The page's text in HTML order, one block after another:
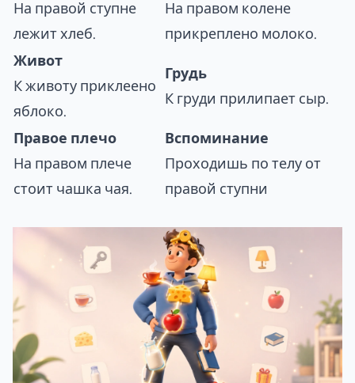
На правой ступне
лежит хлеб.
На правом колене
прикреплено молоко.
Живот
К животу приклеено
яблоко.
Грудь
К груди прилипает сыр.
Правое плечо
На правом плече
стоит чашка чая.
Вспоминание
Проходишь по телу от
правой ступни